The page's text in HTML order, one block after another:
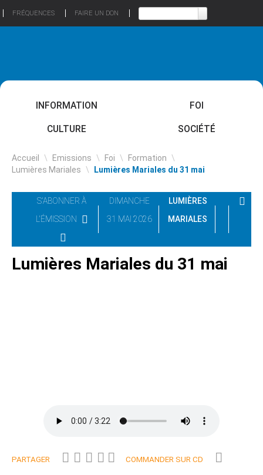
FRÉQUENCES FAIRE UN DON
INFORMATION FOI
CULTURE SOCIÉTÉ
Accueil \ Emissions \ Foi \ Formation \
Lumières Mariales \ Lumières Mariales du 31 mai
S'ABONNER À
L'ÉMISSION
DIMANCHE
31 MAI 2026
LUMIÈRES
MARIALES
Lumières Mariales du 31 mai
PARTAGER COMMANDER SUR CD